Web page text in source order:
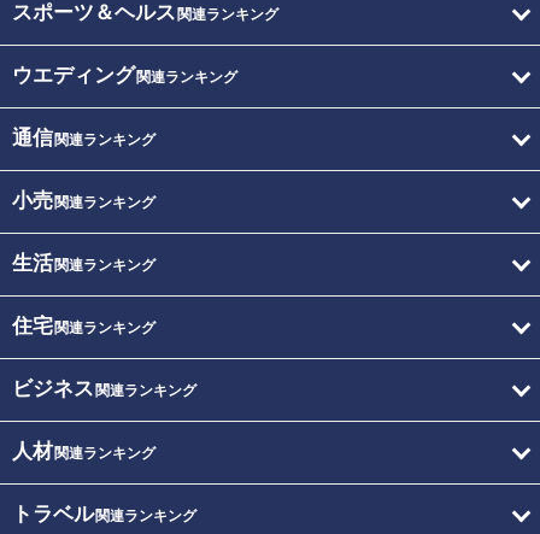
スポーツ＆ヘルス 関連ランキング
ウエディング関連ランキング
通信関連ランキング
小売関連ランキング
生活関連ランキング
住宅関連ランキング
ビジネス 関連ランキング
人材関連ランキング
トラベル関連ランキング